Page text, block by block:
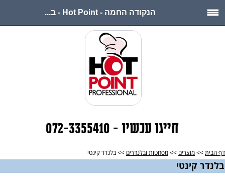
הנקודה החמה - Hot Point - ב...
חייגו עכשיו - 072-3355410
דף הבית >> מוצרים >> מסחטות ובלנדרים >> בלנדר קינטי
בלנדר קינטי